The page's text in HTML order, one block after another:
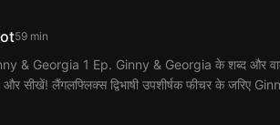
59 min
& Georgia 1 Ep. Ginny & Georgia के शब्द और
सीखें! लैंगलफ्लिक्स द्विभाषी उपशीर्षक फीचर के जरिए